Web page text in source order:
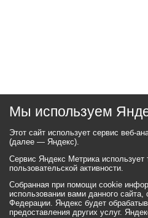
Мы используем
Этот сайт использует сервис веб-
(далее — Яндекс).
Сервис Яндекс Метрика
пользовательской активности.
Собранная при помощи cookie
использовании вами данного
Федерации. Яндекс будет
предоставления других услуг.